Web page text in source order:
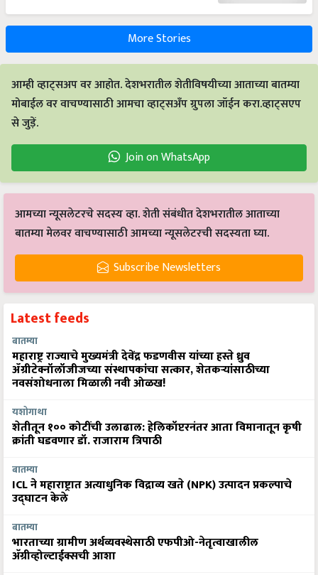
More Stories
आम्ही व्हाट्सअप वर आहोत. देशभरातील शेतीविषयीच्या आताच्या बातम्या
मोबाईल वर वाचण्यासाठी आमचा व्हाट्सअँप ग्रुपला जॉईन करा.व्हाट्सएप
से जुड़ें.
Join on WhatsApp
आमच्या न्यूसलेटरचे सदस्य व्हा. शेती संबंधीत देशभरातील आताच्या
बातम्या मेलवर वाचण्यासाठी आमच्या न्यूसलेटरची सदस्यता घ्या.
Subscribe Newsletters
Latest feeds
बातम्या
महाराष्ट्र राज्याचे मुख्यमंत्री देवेंद्र फडणवीस यांच्या हस्ते ध्रुव
ॲग्रीटेक्नॉलॉजीजच्या संस्थापकांचा सत्कार, शेतकऱ्यांसाठीच्या
नवसंशोधनाला मिळाली नवी ओळख!
यशोगाथा
शेतीतून १०० कोटींची उलाढाल: हेलिकॉप्टरनंतर आता विमानातून कृषी
क्रांती घडवणार डॉ. राजाराम त्रिपाठी
बातम्या
ICL ने महाराष्ट्रात अत्याधुनिक विद्राव्य खते (NPK) उत्पादन प्रकल्पाचे
उद्घाटन केले
बातम्या
भारताच्या ग्रामीण अर्थव्यवस्थेसाठी एफपीओ-नेतृत्वाखालील
अ‍ॅग्रीव्होल्टाईक्सची आशा